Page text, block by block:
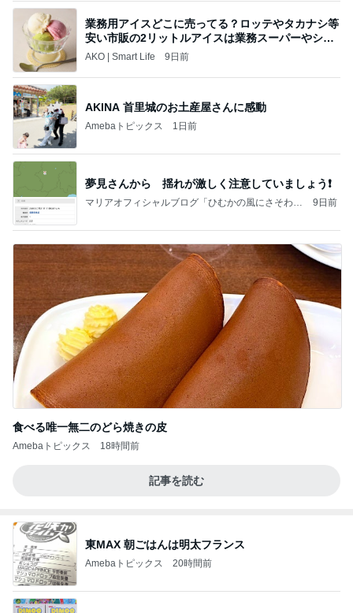
業務用アイスどこに売ってる？ロッテやタカナシ等
安い市販の2リットルアイスは業務スーパーやシャ
トレ
AKO | Smart Life 9日前
AKINA 首里城のお土産屋さんに感動
Amebaトピックス 1日前
夢見さんから 揺れが激しく注意していましょう❗️
マリアオフィシャルブログ「ひむかの風にさそわれ
9日前
食べる唯一無二のどら焼きの皮
Amebaトピックス 18時間前
記事を読む
東MAX 朝ごはんは明太フランス
Amebaトピックス 20時間前